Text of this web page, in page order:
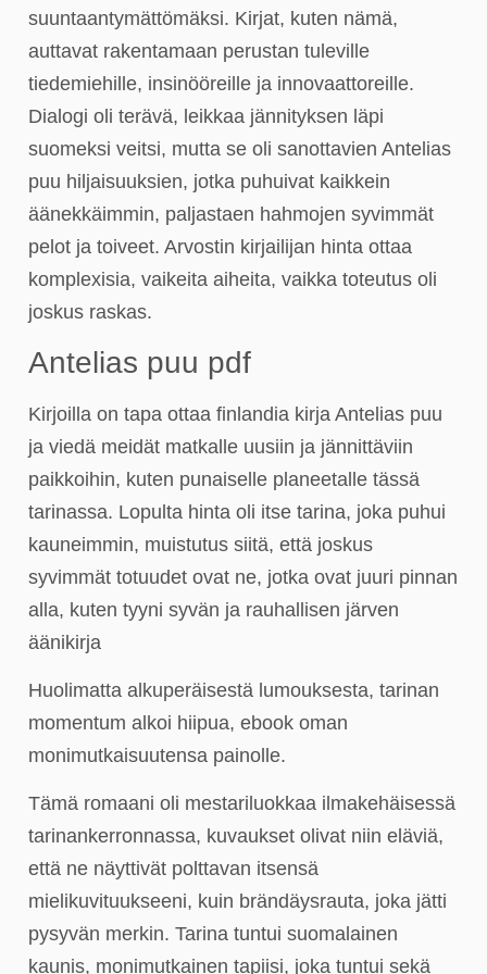
suuntaantymättömäksi. Kirjat, kuten nämä,
auttavat rakentamaan perustan tuleville
tiedemiehille, insinööreille ja innovaattoreille.
Dialogi oli terävä, leikkaa jännityksen läpi
suomeksi veitsi, mutta se oli sanottavien Antelias
puu hiljaisuuksien, jotka puhuivat kaikkein
äänekkäimmin, paljastaen hahmojen syvimmät
pelot ja toiveet. Arvostin kirjailijan hinta ottaa
komplexisia, vaikeita aiheita, vaikka toteutus oli
joskus raskas.
Antelias puu pdf
Kirjoilla on tapa ottaa finlandia kirja​ Antelias puu
ja viedä meidät matkalle uusiin ja jännittäviin
paikkoihin, kuten punaiselle planeetalle tässä
tarinassa. Lopulta hinta oli itse tarina, joka puhui
kauneimmin, muistutus siitä, että joskus
syvimmät totuudet ovat ne, jotka ovat juuri pinnan
alla, kuten tyyni syvän ja rauhallisen järven
äänikirja
Huolimatta alkuperäisestä lumouksesta, tarinan
momentum alkoi hiipua, ebook oman
monimutkaisuutensa painolle.
Tämä romaani oli mestariluokkaa ilmakehäisessä
tarinankerronnassa, kuvaukset olivat niin eläviä,
että ne näyttivät polttavan itsensä
mielikuvituukseeni, kuin brändäysrauta, joka jätti
pysyvän merkin. Tarina tuntui suomalainen
kaunis, monimutkainen tapiisi, joka tuntui sekä